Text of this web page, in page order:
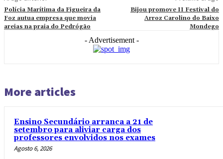
Polícia Marítima da Figueira da
Foz autua empresa que movia
areias na praia do Pedrógão
Bijou promove II Festival do
Arroz Carolino do Baixo
Mondego
- Advertisement -
More articles
Ensino Secundário arranca a 21 de
setembro para aliviar carga dos
professores envolvidos nos exames
Agosto 6, 2026